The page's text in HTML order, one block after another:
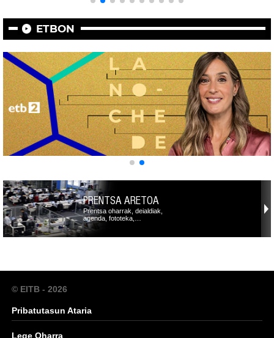
ETBON
PRENTSA ARETOA
Prentsa oharrak, deialdiak,
agenda, fototeka,…
© EITB - 2026
Pribatutasun Ataria
Lege Oharra